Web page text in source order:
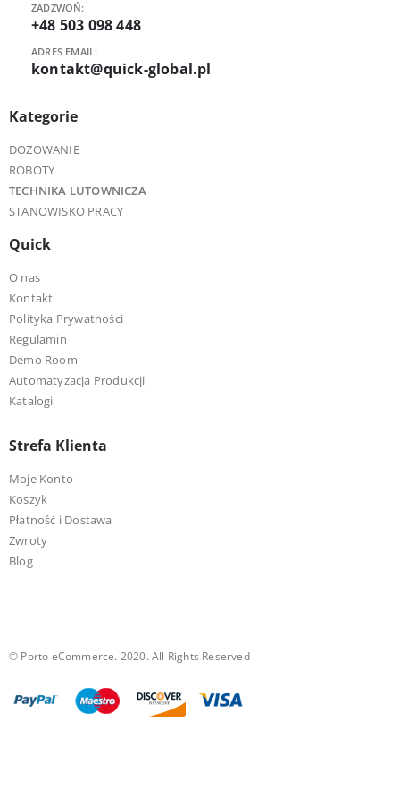
ZADZWOŃ:
+48 503 098 448
ADRES EMAIL:
kontakt@quick-global.pl
Kategorie
DOZOWANIE
ROBOTY
TECHNIKA LUTOWNICZA
STANOWISKO PRACY
Quick
O nas
Kontakt
Polityka Prywatności
Regulamin
Demo Room
Automatyzacja Produkcji
Katalogi
Strefa Klienta
Moje Konto
Koszyk
Płatność i Dostawa
Zwroty
Blog
© Porto eCommerce. 2020. All Rights Reserved